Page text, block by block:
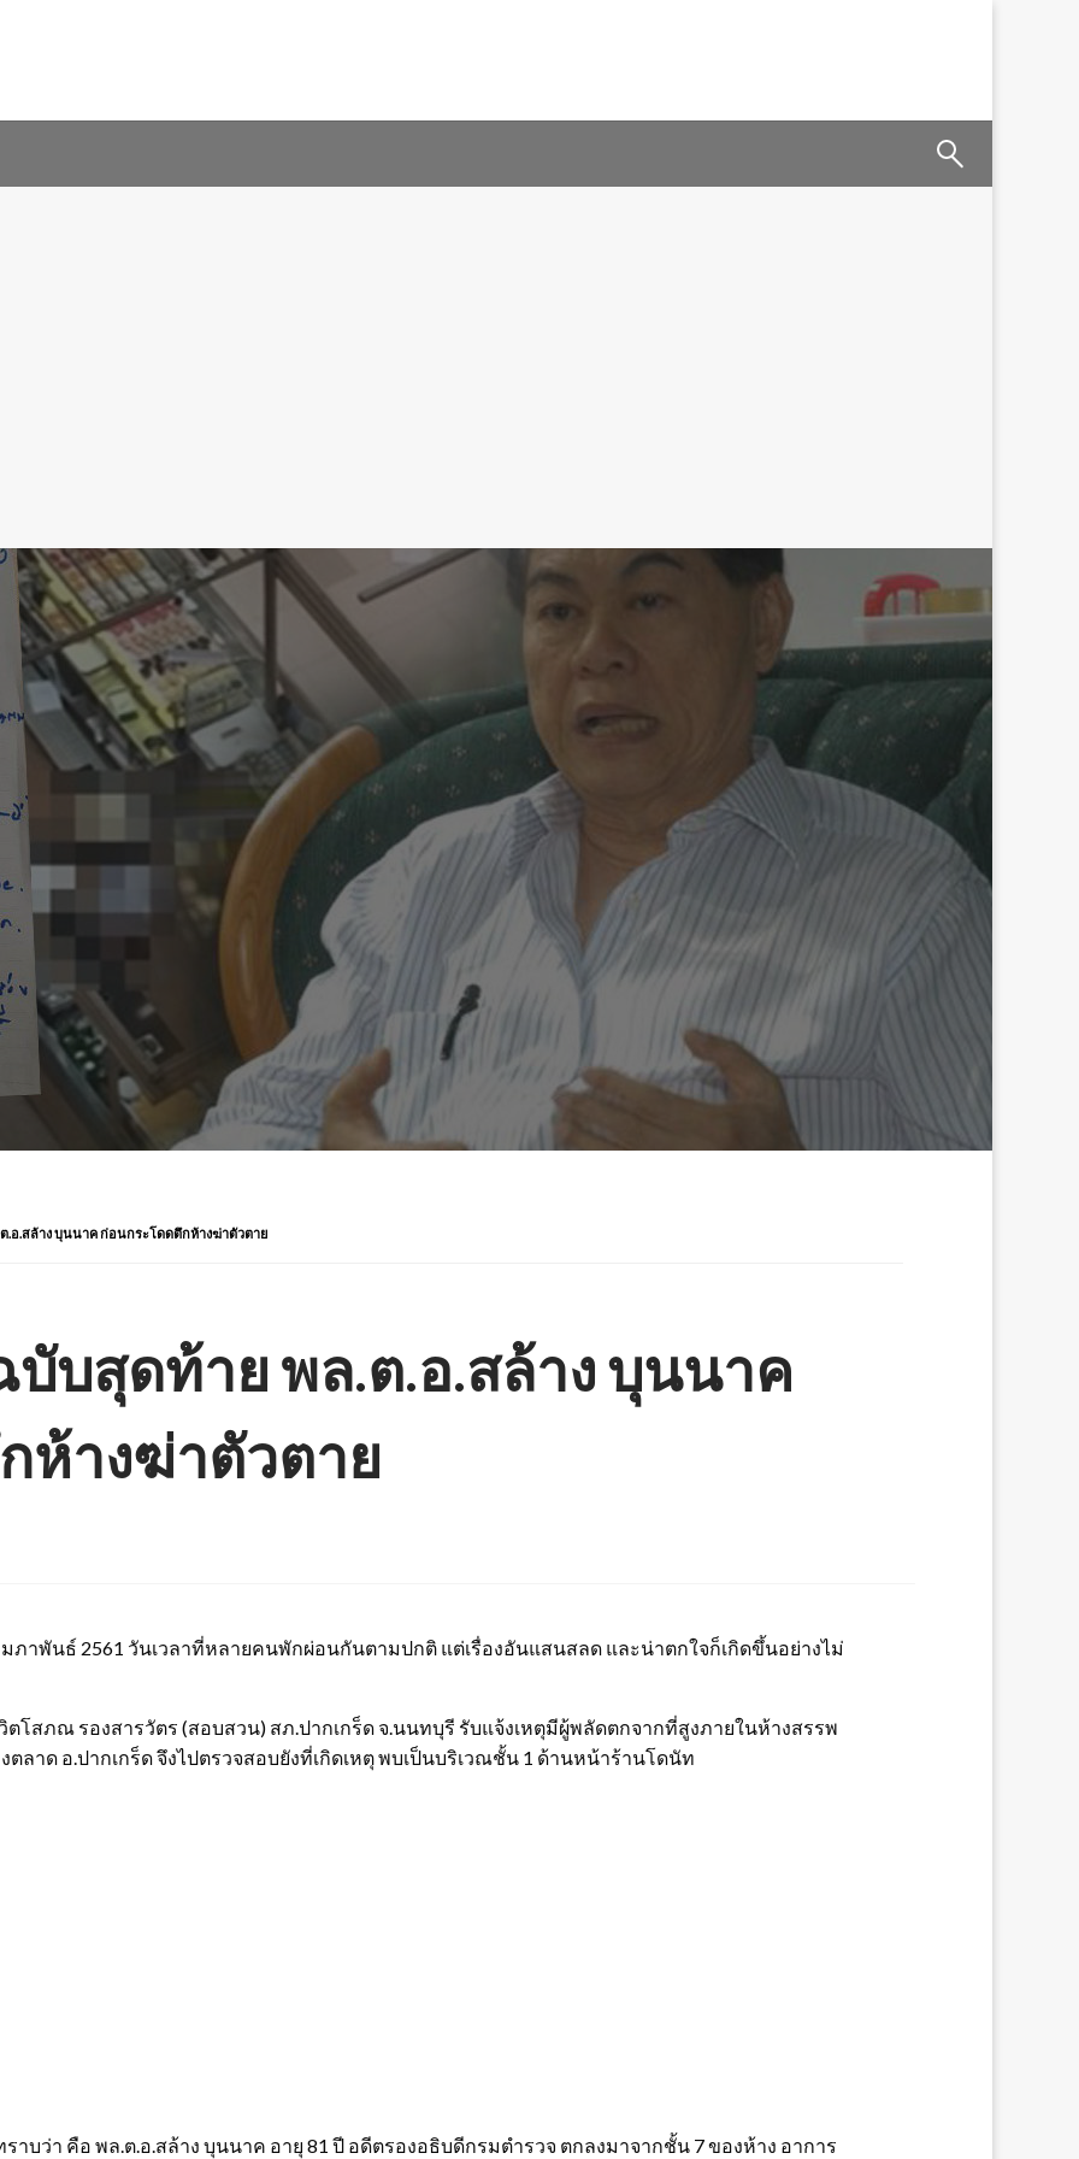
.อ.สล้าง บุนนาค ก่อนกระโดดตึกห้างฆ่าตัวตาย
บสุดท้าย พล.ต.อ.สล้าง บุนนาค
ห้างฆ่าตัวตาย
ภาพันธ์ 2561 วันเวลาที่หลายคนพักผ่อนกันตามปกติ แต่เรื่องอันแสนสลด และน่าตกใจก็เกิดขึ้นอย่างไม่
ตโสภณ รองสารวัตร (สอบสวน) สภ.ปากเกร็ด จ.นนทบุรี รับแจ้งเหตุมีผู้พลัดตกจากที่สูงภายในห้างสรรพ
ลาด อ.ปากเกร็ด จึงไปตรวจสอบยังที่เกิดเหตุ พบเป็นบริเวณชั้น 1 ด้านหน้าร้านโดนัท
บว่า คือ พล.ต.อ.สล้าง บุนนาค อายุ 81 ปี อดีตรองอธิบดีกรมตำรวจ ตกลงมาจากชั้น 7 ของห้าง อาการ